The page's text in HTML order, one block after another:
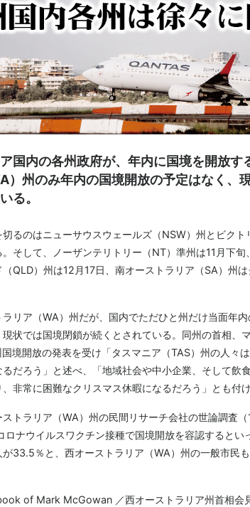
国内の各州政府が、年内に国境を開放す
）州のみ年内の国境開放の予定はなく、
る。
るのはニューサウスウェールズ（NSW）州とビク
そして、ノーザンテリトリー（NT）準州は11月下旬
QLD）州は12月17日、南オーストラリア（SA）州
リア（WA）州だが、国内でただひと州だけ当面年
状では国境閉鎖が続くとされている。同州の首相、
境開放の発表を受け「タスマニア（TAS）州の人々
だろう」と述べ、「地域社会や中小企業、そして飲
非常に困難なクリスマス休暇になるだろう」とも付け
トラリア（WA）州の民間リサーチ会社の世論調査
ロナウイルスワクチン接種で国境開放を容認すると
33.5％と、西オーストラリア（WA）州の一般市民
of Mark McGowan ／西オーストラリア州首相会